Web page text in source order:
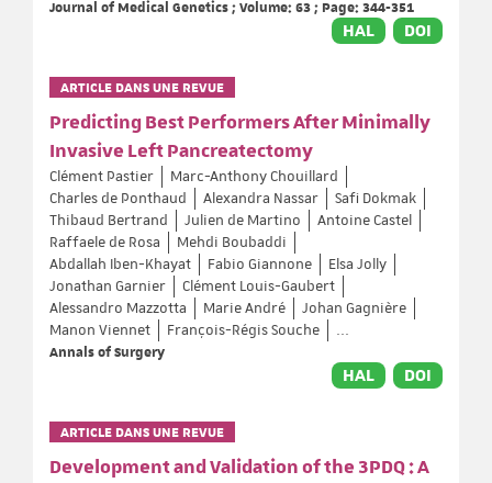
Journal of Medical Genetics ; Volume: 63 ; Page: 344-351
HAL DOI
ARTICLE DANS UNE REVUE
Predicting Best Performers After Minimally
Invasive Left Pancreatectomy
Clément Pastier
Marc-Anthony Chouillard
Charles de Ponthaud
Alexandra Nassar
Safi Dokmak
Thibaud Bertrand
Julien de Martino
Antoine Castel
Raffaele de Rosa
Mehdi Boubaddi
Abdallah Iben-Khayat
Fabio Giannone
Elsa Jolly
Jonathan Garnier
Clément Louis-Gaubert
Alessandro Mazzotta
Marie André
Johan Gagnière
Manon Viennet
François-Régis Souche
...
Annals of Surgery
HAL DOI
ARTICLE DANS UNE REVUE
Development and Validation of the 3PDQ : A